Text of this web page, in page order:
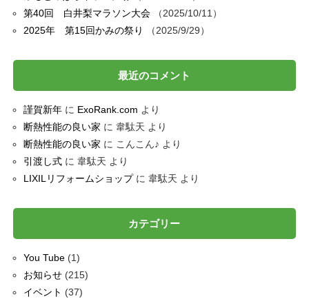
第40回 白井梨マラソン大会
2025/10/11
2025年 第15回かみの祭り
2025/9/29
最近のコメント
謹賀新年に ExoRank.com より
断熱性能の良い家 に 韋駄天 より
断熱性能の良い家 に こんこん♪ より
引渡し式に 韋駄天 より
LIXILリフォームショップに 韋駄天 より
カテゴリー
You Tube(1)
お知らせ(215)
イベント (37)